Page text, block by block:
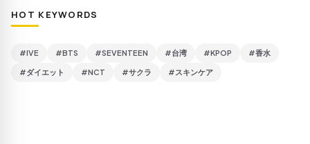
HOT KEYWORDS
#IVE #BTS #SEVENTEEN #台湾 #KPOP #香水
#ダイエット #NCT #サクラ #スキンケア